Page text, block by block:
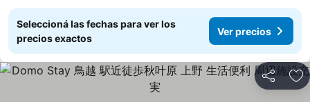
Seleccioná las fechas para ver los
precios exactos
Ver precios
Compartir